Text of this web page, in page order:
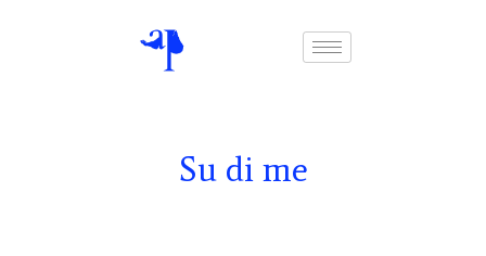
Su di me